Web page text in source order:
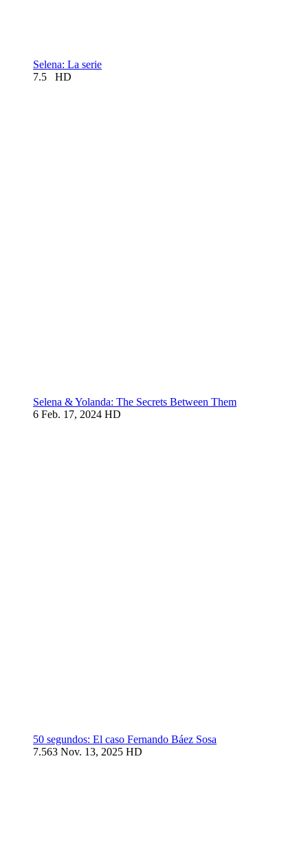
Selena: La serie
7.5
HD
Selena & Yolanda: The Secrets Between Them
6 Feb. 17, 2024 HD
50 segundos: El caso Fernando Báez Sosa
7.563 Nov. 13, 2025 HD